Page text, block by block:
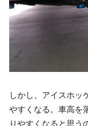
しかし、アイスホッ
やすくなる。車高を
りやすくなると思う